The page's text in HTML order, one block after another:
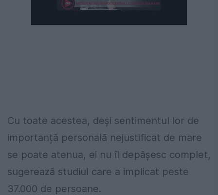
Cu toate acestea, deși sentimentul lor de
importanță personală nejustificat de mare
se poate atenua, ei nu îl depășesc complet,
sugerează studiul care a implicat peste
37.000 de persoane.